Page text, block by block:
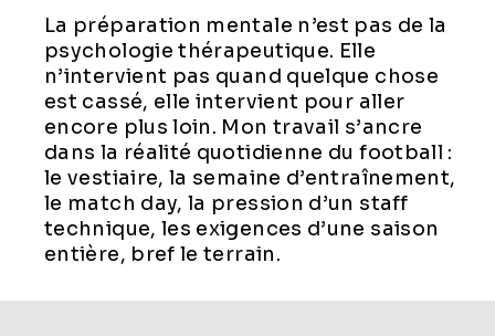
La préparation mentale n’est pas de la
psychologie thérapeutique. Elle
n’intervient pas quand quelque chose
est cassé, elle intervient pour aller
encore plus loin. Mon travail s’ancre
dans la réalité quotidienne du football :
le vestiaire, la semaine d’entraînement,
le match day, la pression d’un staff
technique, les exigences d’une saison
entière, bref le terrain.